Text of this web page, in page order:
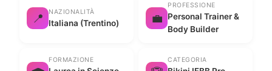
📍 NAZIONALITÀ
Italiana (Trentino) 💼
PROFESSIONE
Personal Trainer &
Body Builder
FORMAZIONE CATEGORIA